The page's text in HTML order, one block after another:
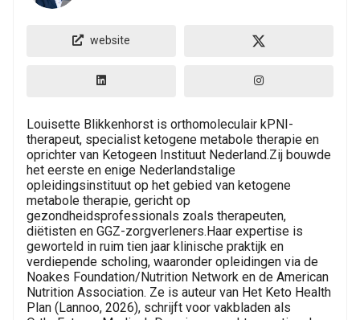
website
Louisette Blikkenhorst is orthomoleculair kPNI-
therapeut, specialist ketogene metabole therapie en
oprichter van Ketogeen Instituut Nederland.Zij bouwde
het eerste en enige Nederlandstalige
opleidingsinstituut op het gebied van ketogene
metabole therapie, gericht op
gezondheidsprofessionals zoals therapeuten,
diëtisten en GGZ-zorgverleners.Haar expertise is
geworteld in ruim tien jaar klinische praktijk en
verdiepende scholing, waaronder opleidingen via de
Noakes Foundation/Nutrition Network en de American
Nutrition Association. Ze is auteur van Het Keto Health
Plan (Lannoo, 2026), schrijft voor vakbladen als